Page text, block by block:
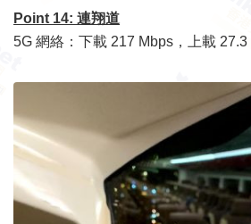
Point 14: 連翔道
5G 網絡：下載 217 Mbps，上載